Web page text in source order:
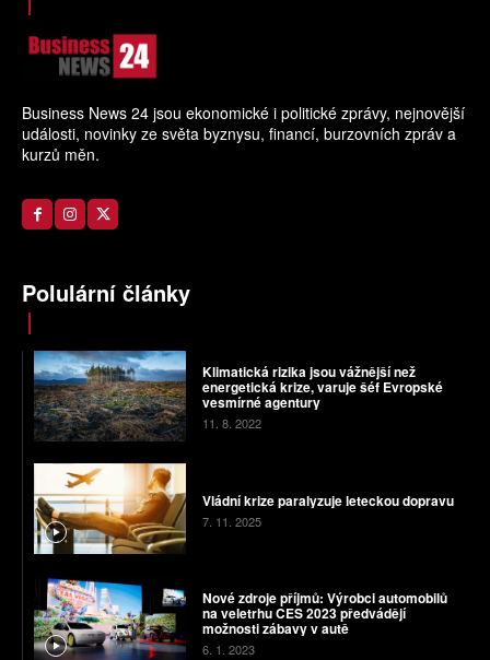
Business News 24 jsou ekonomické i politické zprávy, nejnovější
události, novinky ze světa byznysu, financí, burzovních zpráv a
kurzů měn.
Polulární články
Klimatická rizika jsou vážnější než
energetická krize, varuje šéf Evropské
vesmírné agentury
11. 8. 2022
Vládní krize paralyzuje leteckou dopravu
7. 11. 2025
Nové zdroje příjmů: Výrobci automobilů
na veletrhu CES 2023 předvádějí
možnosti zábavy v autě
6. 1. 2023